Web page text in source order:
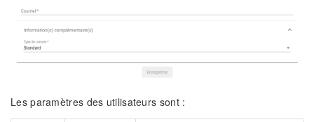
Les paramètres des utilisateurs sont :